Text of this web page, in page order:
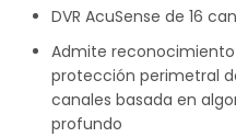
DVR AcuSense de 16
Admite
protección perimetral
canales basada en
profundo